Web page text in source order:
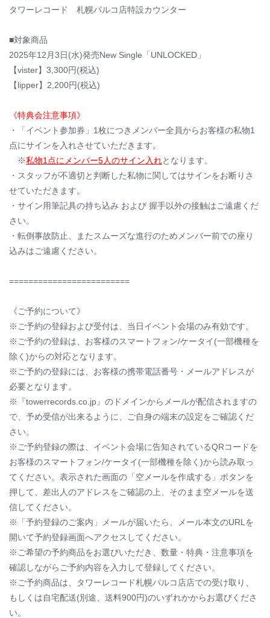
タワーレコード 札幌パルコ店特設カウンター
■対象商品
2025年12月3日(水)発売New Single「UNLOCKED」
【vister】3,300円(税込)
【lipper】2,200円(税込)
《特典会注意事項》
・「イベント参加券」1枚につきメンバー全員からお客様の私物1
点にサインを入れさせていただきます。
※私物1点にメンバー5人のサイン入れとなります。
・スタッフが不適切と判断した私物に関してはサインをお断りさ
せていただきます。
・サイン用筆記具の持ち込み および 握手以外の接触はご遠慮くだ
さい。
・転倒事故防止、またスムーズな進行のためメンバー前での座り
込みはご遠慮ください。
=========================
《ご予約について》
※ご予約の登録および受付は、当日イベント会場のみ有効です。
※ご予約の登録は、お客様のスマートフォン/ケータイ(一部機種を
除く)からの対応となります。
※ご予約の登録には、お客様の携帯電話番号・メールアドレスが
必要となります。
※『towerrecords.co.jp』のドメインからメールが配信されますの
で、予め受信が出来るように、ご自身の端末の設定をご確認くだ
さい。
※ご予約登録の際は、イベント会場に告知されているQRコードを
お客様のスマートフォン/ケータイ(一部機種を除く)から読み取っ
てください。表示された画面の「空メールを作成する」ボタンを
押して、差出人のアドレスをご確認の上、そのまま空メールを送
信してください。
※「予約登録のご案内」メールが届いたら、メール本文のURLを
開いて予約登録画面へアクセスしてください。
※ご希望の予約商品をお選びいただき、数量・特典・注意事項を
確認しながらご予約内容を入力して登録してください。
※ご予約商品は、タワーレコード札幌パルコ店店での受け取り、
もしくは自宅配送(別途、送料900円)のいずれかからお選びくださ
い。